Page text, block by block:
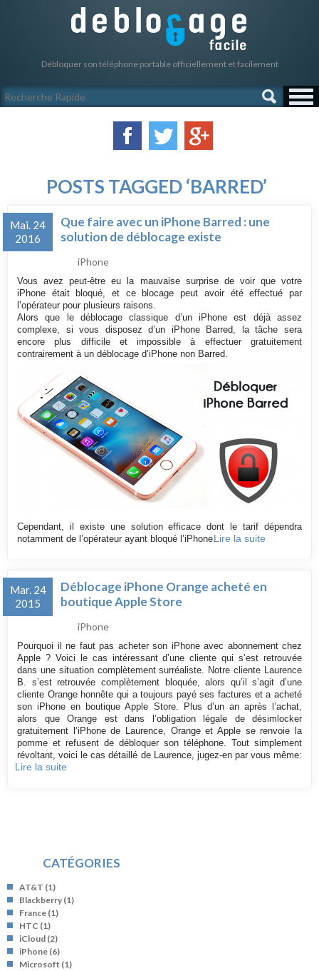
Débloquer son téléphone portable officiellement et facilement
POSTS TAGGED ‘BARRED’
Mai. 24
2016
Que faire avec un iPhone Barred : une
solution de déblocage existe
iPhone
Vous avez peut-être eu la mauvaise surprise de voir que votre
iPhone était bloqué, et ce blocage peut avoir été effectué par
l’opérateur pour plusieurs raisons.
Alors que le déblocage classique d’un iPhone est déjà assez
complexe, si vous disposez d’un iPhone Barred, la tâche sera
encore plus difficile et impossible à effectuer gratuitement
contrairement à un déblocage d’iPhone non Barred.
Cependant, il existe une solution efficace dont le tarif dépendra
notamment de l’opérateur ayant bloqué l’iPhone.Lire la suite
Mar. 24
2015
Déblocage iPhone Orange acheté en
boutique Apple Store
iPhone
Pourquoi il ne faut pas acheter son iPhone avec abonnement chez
Apple ? Voici le cas intéressant d’une cliente qui s’est retrouvée
dans une situation complètement surréaliste. Notre cliente Laurence
B. s’est retrouvée complètement bloquée, alors qu’il s’agit d’une
cliente Orange honnête qui a toujours payé ses factures et a acheté
son iPhone en boutique Apple Store. Plus d’un an après l’achat,
alors que Orange est dans l’obligation légale de désimlocker
gratuitement l’iPhone de Laurence, Orange et Apple se renvoie la
pomme et refusent de débloquer son téléphone. Tout simplement
révoltant, voici le cas détaillé de Laurence, jugez-en par vous même:
Lire la suite
CATÉGORIES
AT&T (1)
Blackberry (1)
France (1)
HTC (1)
iCloud (2)
iPhone (6)
Microsoft (1)